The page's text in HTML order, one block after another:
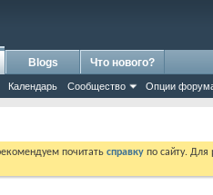
Календарь Сообщество Опции
Blogs Что нового?
почитать справку по сайту.